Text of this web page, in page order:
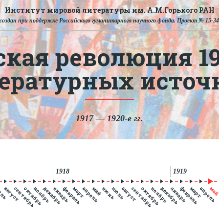
Институт мировой литературы им. А.М.Горького РАН
при поддержке Российского гуманитарного научного фонда. Проект № 15-
революция
1917 — 1920-е гг.
августсентябрь
октябрь
ноябрьдекабрь
январь
1918
февраль
мартапрель
майиюньиюльавгустсентябрь
октябрь
ноябрьдекабрь
январь
1919
февраль
мартапрель